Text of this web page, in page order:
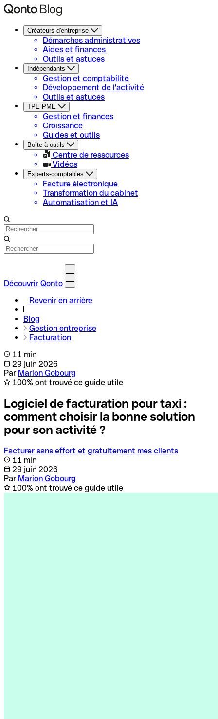
Créateurs d'entreprise
Démarches administratives
Aides et finances
Outils et astuces
Indépendants
Gestion et comptabilité
Développement de l'activité
Outils et astuces
TPE-PME
Gestion et finances
Croissance
Guides et outils
Boîte à outils
Centre de ressources
Vidéos
Experts-comptables
Facture électronique
Transformation du cabinet
Automatisation et IA
Découvrir Qonto
Revenir en arrière
Blog
Gestion entreprise
Facturation
11 min
29 juin 2026
Par Marion Gobourg
100% ont trouvé ce guide utile
Logiciel de facturation pour taxi :
comment choisir la bonne solution
pour son activité ?
Facturer sans effort et gratuitement mes clients
11 min
29 juin 2026
Par Marion Gobourg
100% ont trouvé ce guide utile